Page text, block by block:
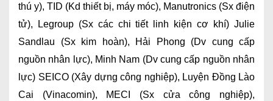
thú y), TID (Kd thiết bị, máy móc), Manutronics (Sx điện
tử), Legroup (Sx các chi tiết linh kiện cơ khí) Julie
Sandlau (Sx kim hoàn), Hải Phong (Dv cung cấp
nguồn nhân lực), Minh Nam (Dv cung cấp nguồn nhân
lực) SEICO (Xây dựng công nghiệp), Luyện Đồng Lào
Cai (Vinacomin), MECI (Sx cửa công nghiệp),